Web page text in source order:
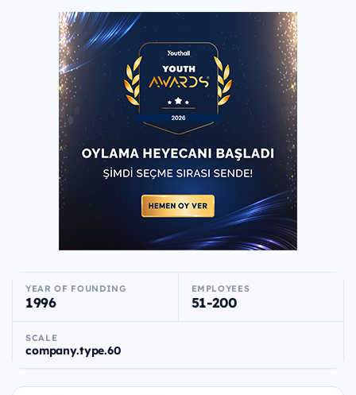
YEAR OF FOUNDING
1996
EMPLOYEES
51-200
SCALE
company.type.60